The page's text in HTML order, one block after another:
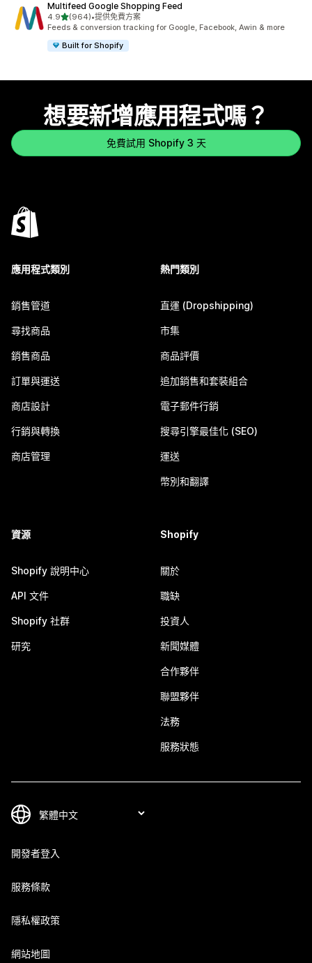
Multifeed Google Shopping Feed
4.9滿分 5 顆星
(964)
共有 964 則評價
•提供免費方案
Feeds & conversion tracking for Google, Facebook, Awin & more
Built for Shopify
想要新增應用程式嗎？
免費試用 Shopify 3 天
應用程式類別
銷售管道
尋找商品
銷售商品
訂單與運送
商店設計
行銷與轉換
商店管理
熱門類別
直運 (Dropshipping)
市集
商品評價
追加銷售和套裝組合
電子郵件行銷
搜尋引擎最佳化 (SEO)
運送
幣別和翻譯
資源
Shopify 說明中心
API 文件
Shopify 社群
研究
Shopify
關於
職缺
投資人
新聞媒體
合作夥伴
聯盟夥伴
法務
服務狀態
開發者登入
服務條款
隱私權政策
網站地圖